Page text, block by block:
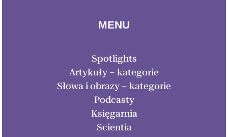
MENU
Spotlights
Artykuły – kategorie
Słowa i obrazy – kategorie
Podcasty
Księgarnia
Scientia